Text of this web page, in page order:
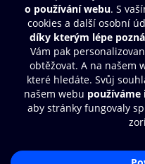
Další zábava
© O2 Czech Republic a.s.
Nákupní řád
Přístupnost
Cookies